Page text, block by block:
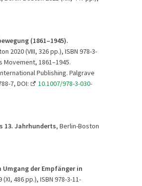
(1861–1945).
2020 (VIII, 326 pp.), ISBN 978-3-
Movement, 1861–1945.
Publishing. Palgrave
7, DOI:
10.1007/978-3-030-
13. Jahrhunderts, Berlin-Boston
Umgang der Empfängerin
486 pp.), ISBN 978-3-11-